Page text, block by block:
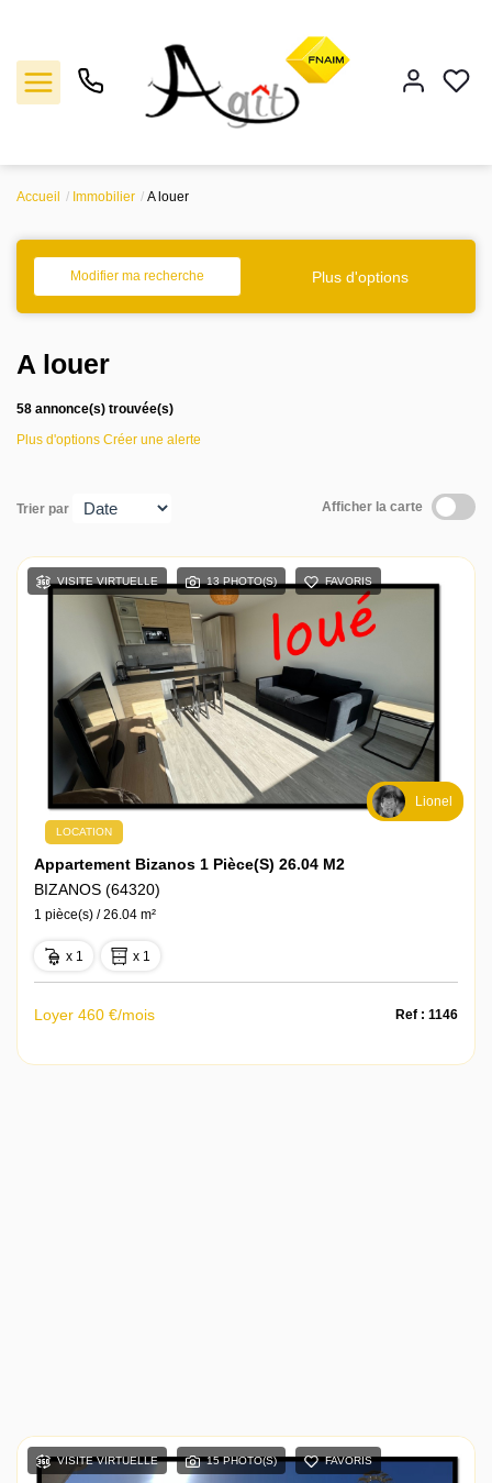
Location
Notre agence
Contact
Accueil Immobilier A louer
Modifier ma recherche Plus d'options
A louer
58 annonce(s) trouvée(s)
Plus d'options Créer une alerte
Trier par Afficher la carte
VISITE VIRTUELLE 13 PHOTO(S) FAVORIS
Lionel
LOCATION
Appartement Bizanos 1 Pièce(s) 26.04 M2
BIZANOS (64320)
1 pièce(s) / 26.04 m²
x 1 x 1
Loyer 460 €/mois Ref : 1146
VISITE VIRTUELLE 15 PHOTO(S) FAVORIS